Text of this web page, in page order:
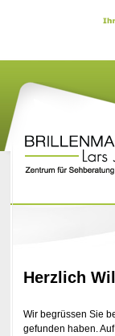
Herzlich
Wir begrüssen Sie
gefunden haben.